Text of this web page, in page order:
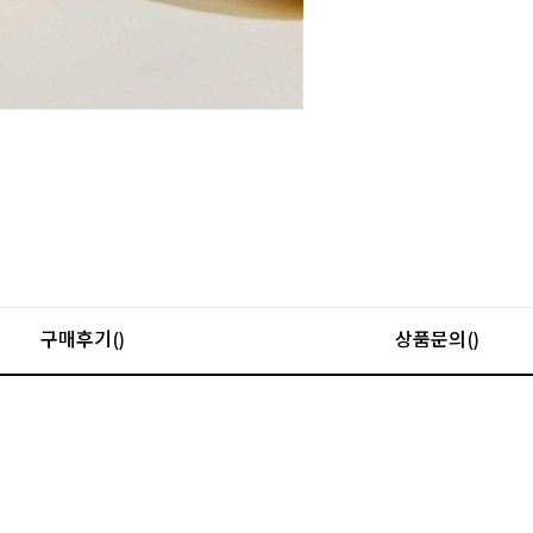
구매후기() 상품문의()